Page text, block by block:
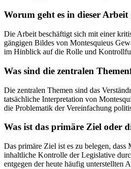
Worum geht es in dieser
Die Arbeit beschäftigt sich mit einer
gängigen Bildes von Montesquieus
im Hinblick auf die Rolle und
Was sind die zentralen
Die zentralen Themen sind das
tatsächliche Interpretation von
die Problematik der Vereinfachung
Was ist das primäre Ziel oder
Das primäre Ziel ist es zu belegen, dass
inhaltliche Kontrolle der Legislative
entgegen der heute häufig unterstellten